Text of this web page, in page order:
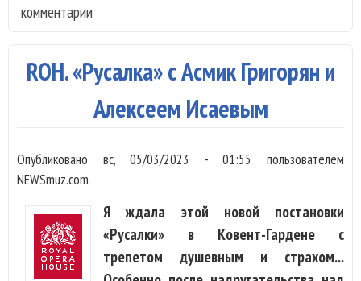
комментарии
ROH. «Русалка» с Асмик Григорян и
Алексеем Исаевым
Опубликовано вс, 05/03/2023 - 01:55
пользователем
NEWSmuz.com
Я ждала этой новой постановки
«Русалки» в Ковент-Гардене с
трепетом душевным и страхом...